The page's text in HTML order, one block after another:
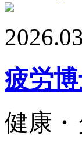
疲労
健康